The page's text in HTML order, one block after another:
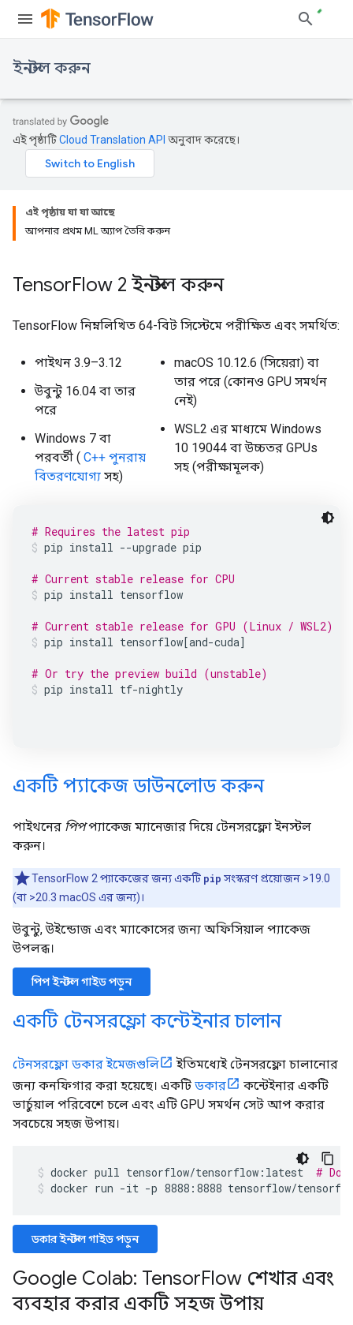
ইনস্টল করুন
এই পৃষ্ঠাটিCloud Translation API অনুবাদ করেছে।
এই পৃষ্ঠায় যা যা আছে
আপনার প্রথম ML অ্যাপ তৈরি করুন
TensorFlow 2 ইনস্টল করুন
TensorFlow নিম্নলিখিত 64-বিট সিস্টেমে পরীক্ষিত এবং সমর্থিত:
পাইথন 3.9–3.12
উবুন্টু 16.04 বা তার
পরে
Windows 7 বা
পরবর্তী ( C++ পুনরায়
বিতরণযোগ্য সহ)
macOS 10.12.6 (সিয়েরা) বা
তার পরে (কোনও GPU সমর্থন
নেই)
WSL2 এর মাধ্যমে Windows
10 19044 বা উচ্চতর GPUs
সহ (পরীক্ষামূলক)
# Requires the latest pip
pip install --upgrade pip
# Current stable release for CPU
pip install tensorflow
# Current stable release for GPU (Linux / WSL2)
pip install tensorflow[and-cuda]
# Or try the preview build (unstable)
pip install tf-nightly
একটি প্যাকেজ ডাউনলোড করুন
পাইথনের পিপপ্যাকেজ ম্যানেজার দিয়ে টেনসরফ্লো ইনস্টল
করুন।
TensorFlow 2 প্যাকেজের জন্য একটি pip সংস্করণ প্রয়োজন >19.0
(বা >20.3 macOS এর জন্য)।
উবুন্টু, উইন্ডোজ এবং ম্যাকোসের জন্য অফিসিয়াল প্যাকেজ
উপলব্ধ।
পিপ ইনস্টল গাইড পড়ুন
একটি টেনসরফ্লো কন্টেইনার চালান
টেনসরফ্লো ডকার ইমেজগুলি
ইতিমধ্যেই টেনসরফ্লো চালানোর
জন্য কনফিগার করা হয়েছে। একটি ডকার
কন্টেইনার একটি
ভার্চুয়াল পরিবেশে চলে এবং এটি GPU সমর্থন সেট আপ করার
সবচেয়ে সহজ উপায়।
docker pull tensorflow/tensorflow:latest
#
docker run -it -p 8888:8888 tensorflow/
ডকার ইনস্টল গাইড পড়ুন
Google Colab: TensorFlow শেখার এবং
ব্যবহার করার একটি সহজ উপায়